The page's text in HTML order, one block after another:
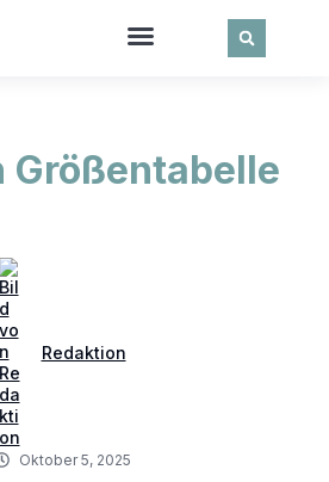
Größentabelle
Redaktion
Oktober 5, 2025